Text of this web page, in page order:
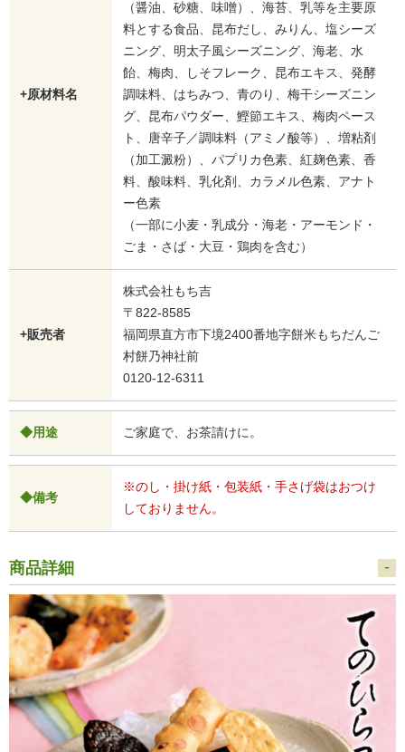
+原材料名
（醤油、砂糖、味噌）、海苔、乳等を主要原
料とする食品、昆布だし、みりん、塩シーズ
ニング、明太子風シーズニング、海老、水
飴、梅肉、しそフレーク、昆布エキス、発酵
調味料、はちみつ、青のり、梅干シーズニン
グ、昆布パウダー、鰹節エキス、梅肉ペース
ト、唐辛子／調味料（アミノ酸等）、増粘剤
（加工澱粉）、パプリカ色素、紅麹色素、香
料、酸味料、乳化剤、カラメル色素、アナト
ー色素
（一部に小麦・乳成分・海老・アーモンド・
ごま・さば・大豆・鶏肉を含む）
+販売者
株式会社もち吉
〒822-8585
福岡県直方市下境2400番地字餅米もちだんご
村餅乃神社前
0120-12-6311
◆用途 ご家庭で、お茶請けに。
◆備考
※のし・掛け紙・包装紙・手さげ袋はおつけ
しておりません。
商品詳細